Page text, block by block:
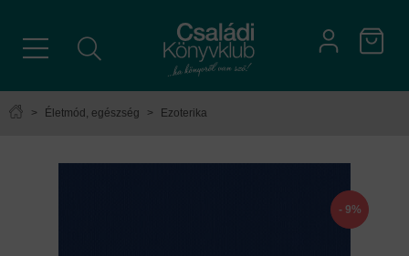
> Életmód, egészség > Ezoterika
- 9%